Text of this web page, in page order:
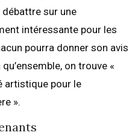
sur une
intéressante pour les
pourra donner son avis
on trouve «
artistique pour le
».